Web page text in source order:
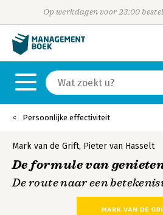
Op werkdagen voor 23:00
Persoonlijke effectiviteit
Mark van de Grift, Pieter van Hasselt
De formule van
De route naar een